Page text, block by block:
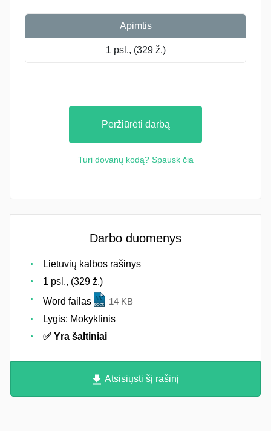
Apimtis
1 psl., (329 ž.)
Peržiūrėti darbą
Turi dovanų kodą? Spausk čia
Darbo duomenys
Lietuvių kalbos rašinys
1 psl., (329 ž.)
Word failas
14 KB
Lygis: Mokyklinis
✅ Yra šaltiniai
Atsisiųsti šį rašinį